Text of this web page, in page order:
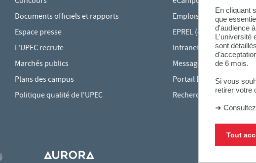
En cliquant
que
d'audience
L'université
sont
de 6 mois.
Si vous
retirer votre
➜
Tout
Documents officiels et rapports
Espace presse
L'UPEC recrute
Marchés publics
Plans des campus
Politique qualité de l'UPEC
Emplois du temps en
EPREL (cours en ligne)
Intranet des personnels
Messagerie étudiante
Portail Bu Athéna
Rechercher une